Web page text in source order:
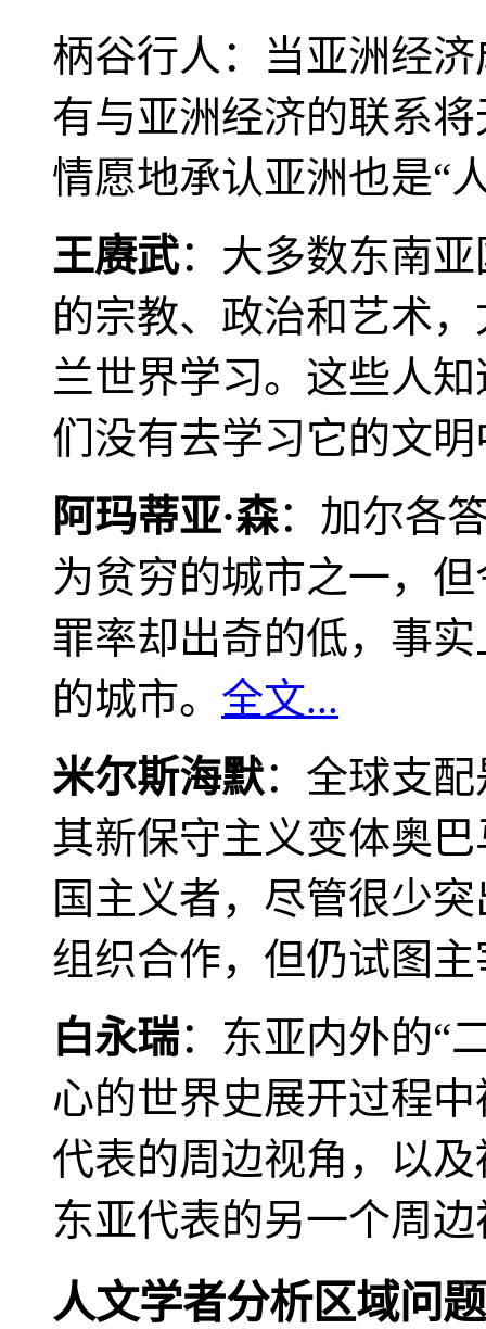
柄谷行人：当亚洲经
有与亚洲经济的联系
情愿地承认亚洲也是“
王赓武：大多数东南
的宗教、政治和艺术
兰世界学习。这些人
们没有去学习它的文
阿玛蒂亚·森：加尔各
为贫穷的城市之一，
罪率却出奇的低，事
的城市。 全文...
米尔斯海默：全球支
其新保守主义变体奥
国主义者，尽管很少
组织合作，但仍试图
白永瑞：东亚内外的“
心的世界史展开过程
代表的周边视角，以
东亚代表的另一个周
人文学者分析区域问题